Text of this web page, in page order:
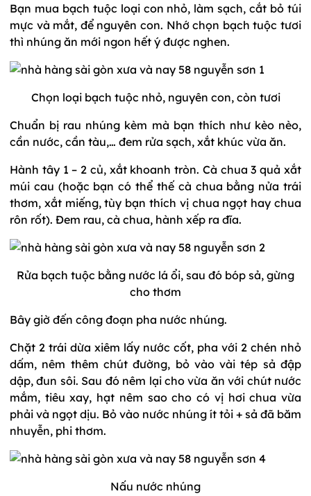
Bạn mua bạch tuộc loại con nhỏ, làm sạch, cắt bỏ túi
mực và mắt, để nguyên con. Nhớ chọn bạch tuộc tươi
thì nhúng ăn mới ngon hết ý được nghen.
Chọn loại bạch tuộc nhỏ, nguyên con, còn tươi
Chuẩn bị rau nhúng kèm mà bạn thích như kèo nèo,
cần nước, cần tàu,… đem rửa sạch, xắt khúc vừa ăn.
Hành tây 1 – 2 củ, xắt khoanh tròn. Cà chua 3 quả xắt
múi cau (hoặc bạn có thể thế cà chua bằng nửa trái
thơm, xắt miếng, tùy bạn thích vị chua ngọt hay chua
rôn rốt). Đem rau, cà chua, hành xếp ra đĩa.
Rửa bạch tuộc bằng nước lá ổi, sau đó bóp sả, gừng
cho thơm
Bây giờ đến công đoạn pha nước nhúng.
Chặt 2 trái dừa xiêm lấy nước cốt, pha với 2 chén nhỏ
dấm, nêm thêm chút đường, bỏ vào vài tép sả đập
dập, đun sôi. Sau đó nêm lại cho vừa ăn với chút nước
mắm, tiêu xay, hạt nêm sao cho có vị hơi chua vừa
phải và ngọt dịu. Bỏ vào nước nhúng ít tỏi + sả đã băm
nhuyễn, phi thơm.
Nấu nước nhúng